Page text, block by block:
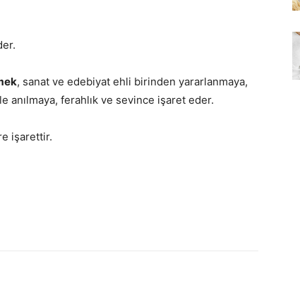
, sanat ve edebiyat ehli birinden yararlanmaya,
ferahlık ve sevince işaret eder.
işarettir.